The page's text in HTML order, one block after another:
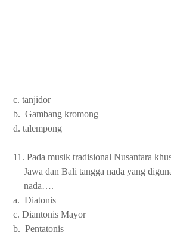
c. tanjidor
b. Gambang
d. talempong
11. Pada musik tradisional Nusantara
Jawa dan Bali tangga nada yang
nada….
a.
c. Diantonis Mayor
b.